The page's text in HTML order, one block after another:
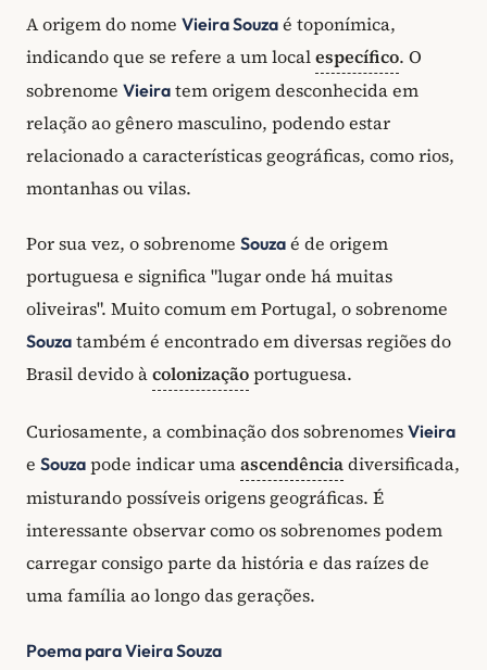
A origem do nome Vieira Souza é toponímica,
indicando que se refere a um localespecífico. O
sobrenome Vieira tem origem desconhecida em
relação ao gênero masculino, podendo estar
relacionado a características geográficas, como rios,
montanhas ou vilas.
Por sua vez, o sobrenome Souza é de origem
portuguesa e significa "lugar onde há muitas
oliveiras". Muito comum em Portugal, o sobrenome
Souza também é encontrado em diversas regiões do
Brasil devido àcolonizaçãoportuguesa.
Curiosamente, a combinação dos sobrenomes Vieira
e Souza pode indicar umaascendênciadiversificada,
misturando possíveis origens geográficas. É
interessante observar como os sobrenomes podem
carregar consigo parte da história e das raízes de
uma família ao longo das gerações.
Poema para Vieira Souza